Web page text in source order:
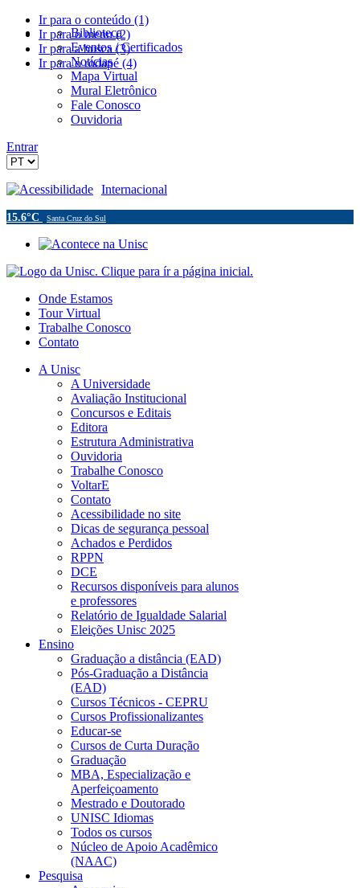
Ir para o conteúdo (1)
Ir para o menu (2)
Ir para a busca (3)
Ir para o rodapé (4)
Biblioteca
Eventos / Certificados
Notícias
Mapa Virtual
Mural Eletrônico
Fale Conosco
Ouvidoria
Entrar
Acessibilidade Internacional
15.6°C Santa Cruz do Sul
Onde Estamos
Tour Virtual
Trabalhe Conosco
Contato
A Unisc
A Universidade
Avaliação Institucional
Concursos e Editais
Editora
Estrutura Administrativa
Ouvidoria
Trabalhe Conosco
VoltarE
Contato
Acessibilidade no site
Dicas de segurança pessoal
Achados e Perdidos
RPPN
DCE
Recursos disponíveis para alunos
e professores
Relatório de Igualdade Salarial
Eleições Unisc 2025
Ensino
Graduação a distância (EAD)
Pós-Graduação a Distância
(EAD)
Cursos Técnicos - CEPRU
Cursos Profissionalizantes
Educar-se
Cursos de Curta Duração
Graduação
MBA, Especialização e
Aperfeiçoamento
Mestrado e Doutorado
UNISC Idiomas
Todos os cursos
Núcleo de Apoio Acadêmico
(NAAC)
Pesquisa